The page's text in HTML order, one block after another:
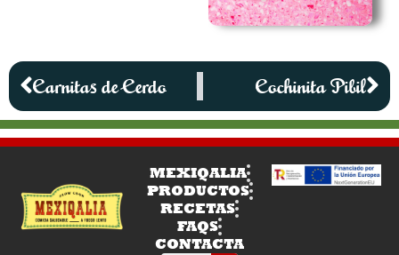
Carnitas de Cerdo Cochinita Pibil
MEXIQALIA
PRODUCTOS
RECETAS
FAQS
CONTACTA